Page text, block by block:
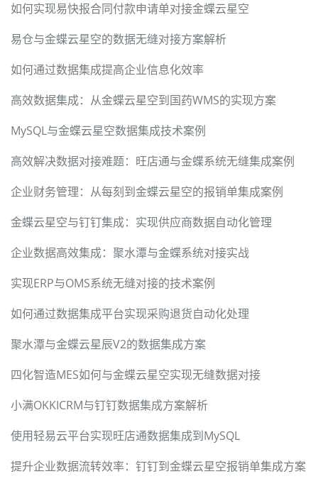
如何实现易快报合同付款申请单对接金蝶云星空
易仓与金蝶云星空的数据无缝对接方案解析
如何通过数据集成提高企业信息化效率
高效数据集成：从金蝶云星空到国药WMS的实现方案
MySQL与金蝶云星空数据集成技术案例
高效解决数据对接难题：旺店通与金蝶系统无缝集成案例
企业财务管理：从每刻到金蝶云星空的报销单集成案例
金蝶云星空与钉钉集成：实现供应商数据自动化管理
企业数据高效集成：聚水潭与金蝶系统对接实战
实现ERP与OMS系统无缝对接的技术案例
如何通过数据集成平台实现采购退货自动化处理
聚水潭与金蝶云星辰V2的数据集成方案
四化智造MES如何与金蝶云星空实现无缝数据对接
小满OKKICRM与钉钉数据集成方案解析
使用轻易云平台实现旺店通数据集成到MySQL
提升企业数据流转效率：钉钉到金蝶云星空报销单集成方案